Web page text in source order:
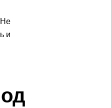
Не
и